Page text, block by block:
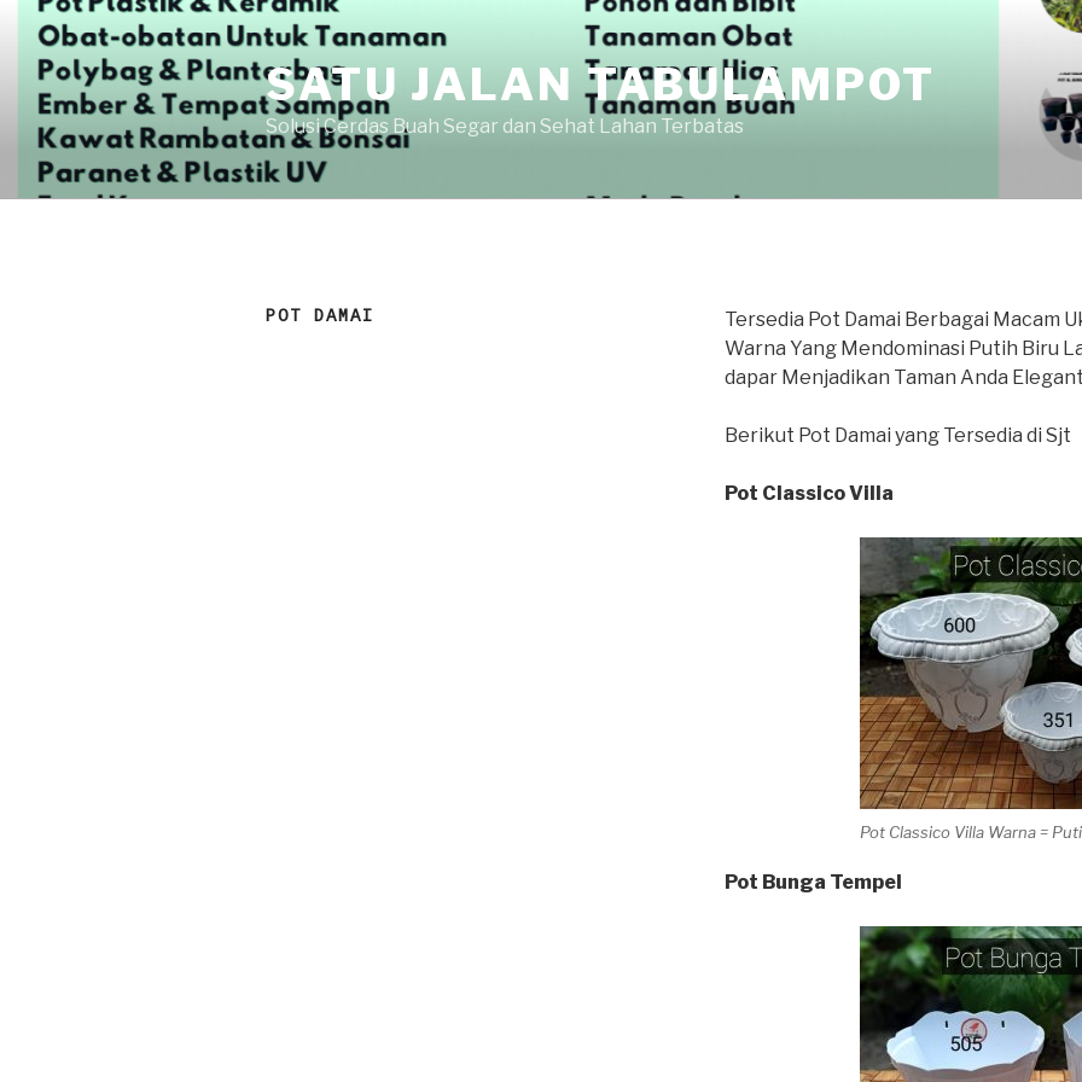
Skip
content
SATU JALAN TABULAMPOT
Solusi Cerdas Buah Segar dan Sehat Lahan Terbatas
POT DAMAI
Tersedia Pot Damai Berbagai Macam
Warna Yang Mendominasi Putih Biru
dapar Menjadikan Taman Anda
Berikut Pot Damai yang Tersedia di Sjt
Pot Classico Villa
Pot Classico Villa Warna =
Pot Bunga Tempel